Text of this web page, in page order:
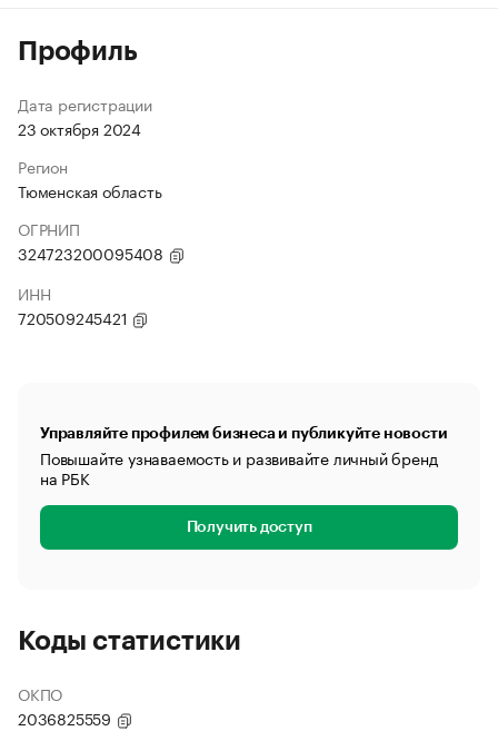
Профиль
Дата регистрации
23 октября 2024
Регион
Тюменская область
ОГРНИП
324723200095408
ИНН
720509245421
Управляйте профилем бизнеса и публикуйте новости
Повышайте узнаваемость и развивайте личный бренд
на РБК
Получить доступ
Коды статистики
ОКПО
2036825559